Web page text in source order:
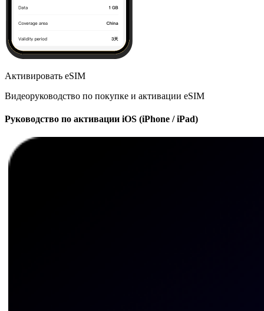
Активировать eSIM
Видеоруководство по покупке и активации eSIM
Руководство по активации iOS (iPhone / iPad)